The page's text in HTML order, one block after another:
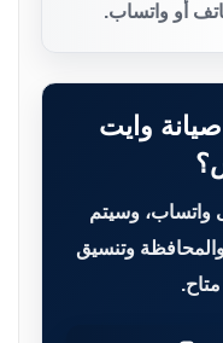
أو واتساب.
وايت
واتساب، وسيتم
والمحافظة وتنسيق